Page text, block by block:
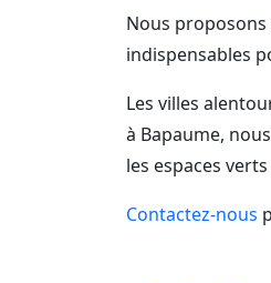
Nous proposons
indispensables
Les villes
à Bapaume,
les espaces
Contactez-nous